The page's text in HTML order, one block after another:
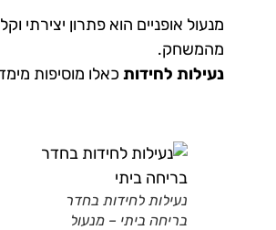
מנעול אופניים הוא פתרון יצירתי
מהמשחק.
נעילות לחידותכאלו מוסיפות
נעילות לחידות בחדר
בריחה ביתי – מנעול